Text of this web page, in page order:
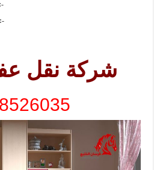
خدمات
عروض شركة
شركة نقل